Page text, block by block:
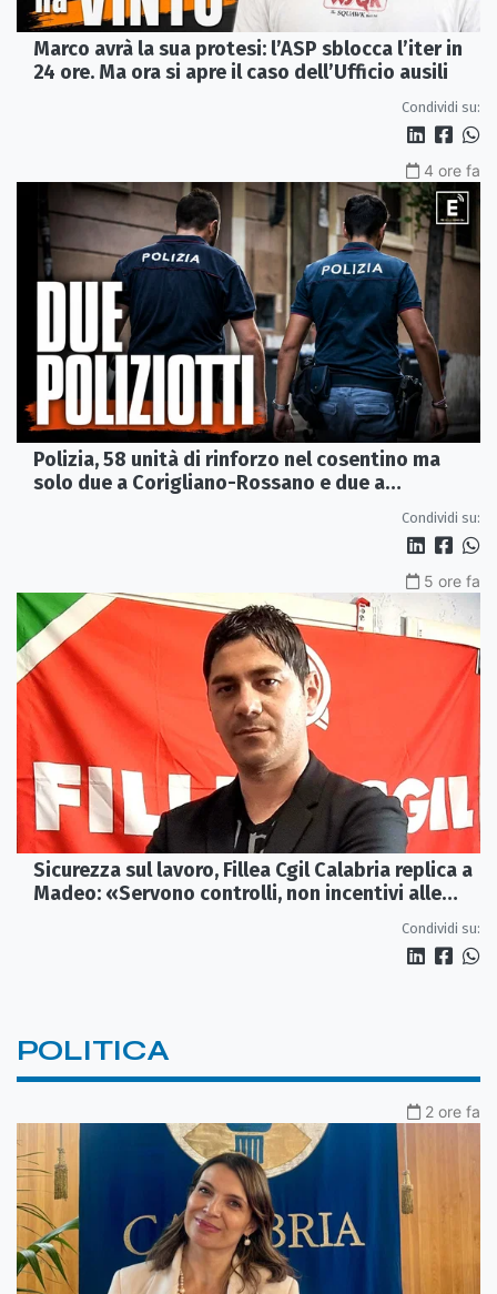
Marco avrà la sua protesi: l’ASP sblocca l’iter in
24 ore. Ma ora si apre il caso dell’Ufficio ausili
Condividi su:
4 ore fa
Polizia, 58 unità di rinforzo nel cosentino ma
solo due a Corigliano-Rossano e due a
Condividi su:
5 ore fa
Sicurezza sul lavoro, Fillea Cgil Calabria replica a
Madeo: «Servono controlli, non incentivi alle
Condividi su:
POLITICA
2 ore fa